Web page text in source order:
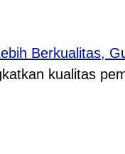
Berkualitas,
kualitas